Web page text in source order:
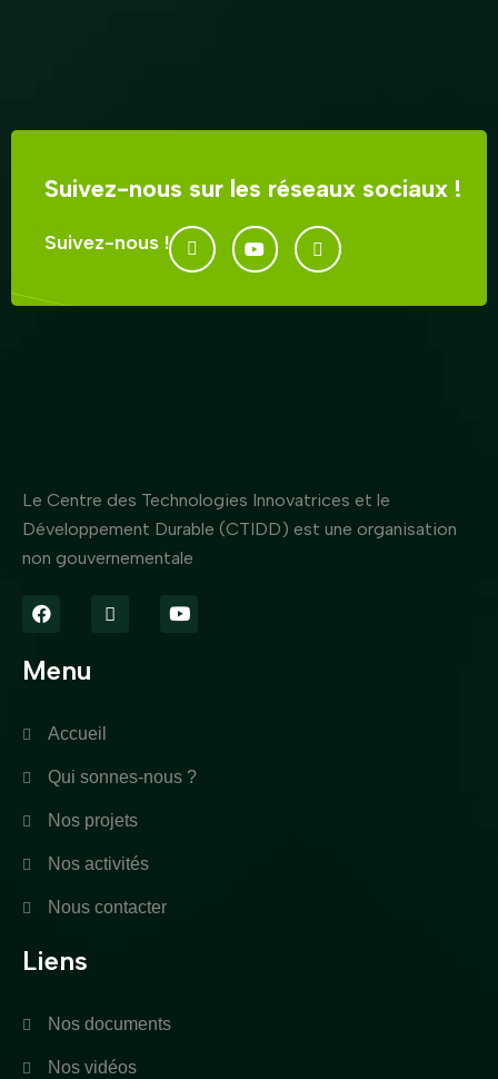
Suivez-nous sur les réseaux sociaux !
Suivez-nous !
Le Centre des Technologies Innovatrices et le
Développement Durable (CTIDD) est une organisation
non gouvernementale
Menu
Accueil
Qui sonnes-nous ?
Nos projets
Nos activités
Nous contacter
Liens
Nos documents
Nos vidéos